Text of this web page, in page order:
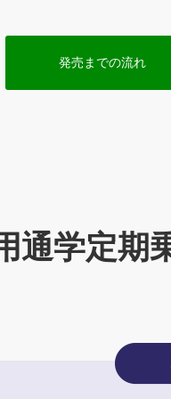
発売までの流れ
通学定期